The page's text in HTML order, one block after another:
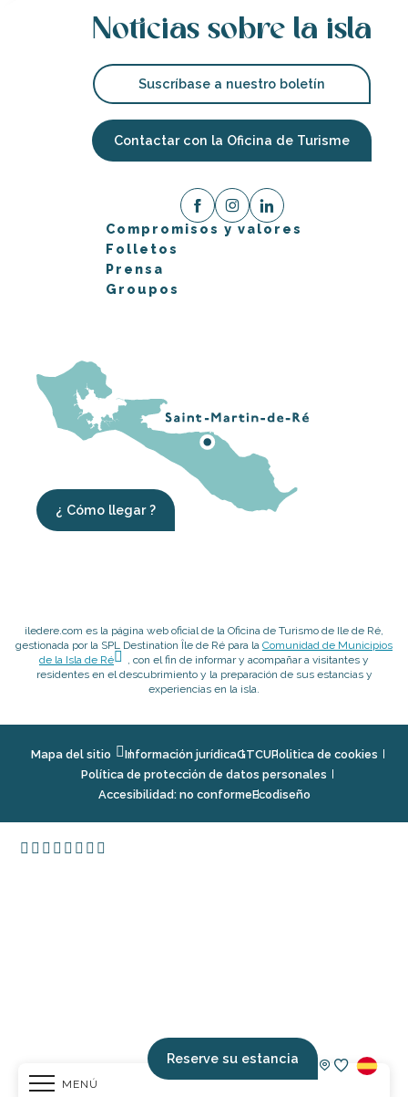
MENÚ
Reserve su estancia
Noticias sobre la isla
Suscríbase a nuestro boletín
Contactar con la Oficina de Turisme
Compromisos y valores
Folletos
Prensa
Groupos
¿ Cómo llegar ?
iledere.com es la página web oficial de la Oficina de Turismo de Ile de Ré,
gestionada por la SPL Destination Île de Ré para la Comunidad de Municipios
de la Isla de Ré
, con el fin de informar y acompañar a visitantes y
residentes en el descubrimiento y la preparación de sus estancias y
experiencias en la isla.
Mapa del sitio Información jurídicaGTCUPolitica de cookies
Política de protección de datos personales
Accesibilidad: no conformeEcodiseño